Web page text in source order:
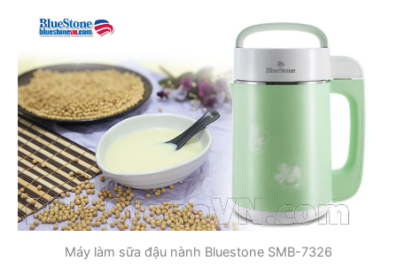
Máy làm sữa đậu nành Bluestone SMB-7326